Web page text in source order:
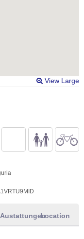
View Large
AustattungenLocation